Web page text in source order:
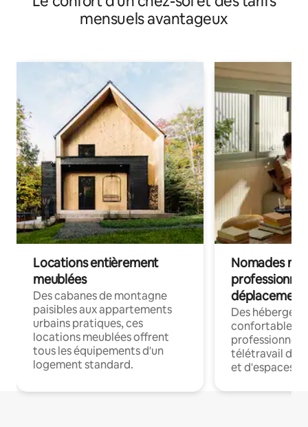
mensuels avantageux
Locations entièrement
meublées
Des cabanes de montagne
paisibles aux appartements
urbains pratiques, ces
locations meublées offrent
tous les équipements d'un
logement standard.
Nomades
déplacement
Des
confortables
professionnels
télétravail
et d'espaces